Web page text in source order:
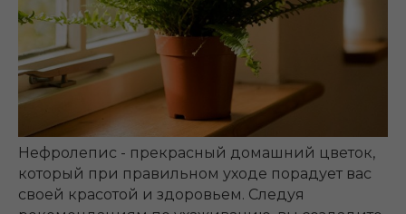
Нефролепис - прекрасный домашний цветок,
который при правильном уходе порадует вас
своей красотой и здоровьем. Следуя